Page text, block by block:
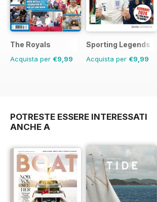
The Royals
Acquista per €9,99
Sporting Legends
Acquista per €9,99
POTRESTE ESSERE INTERESSATI
ANCHE A